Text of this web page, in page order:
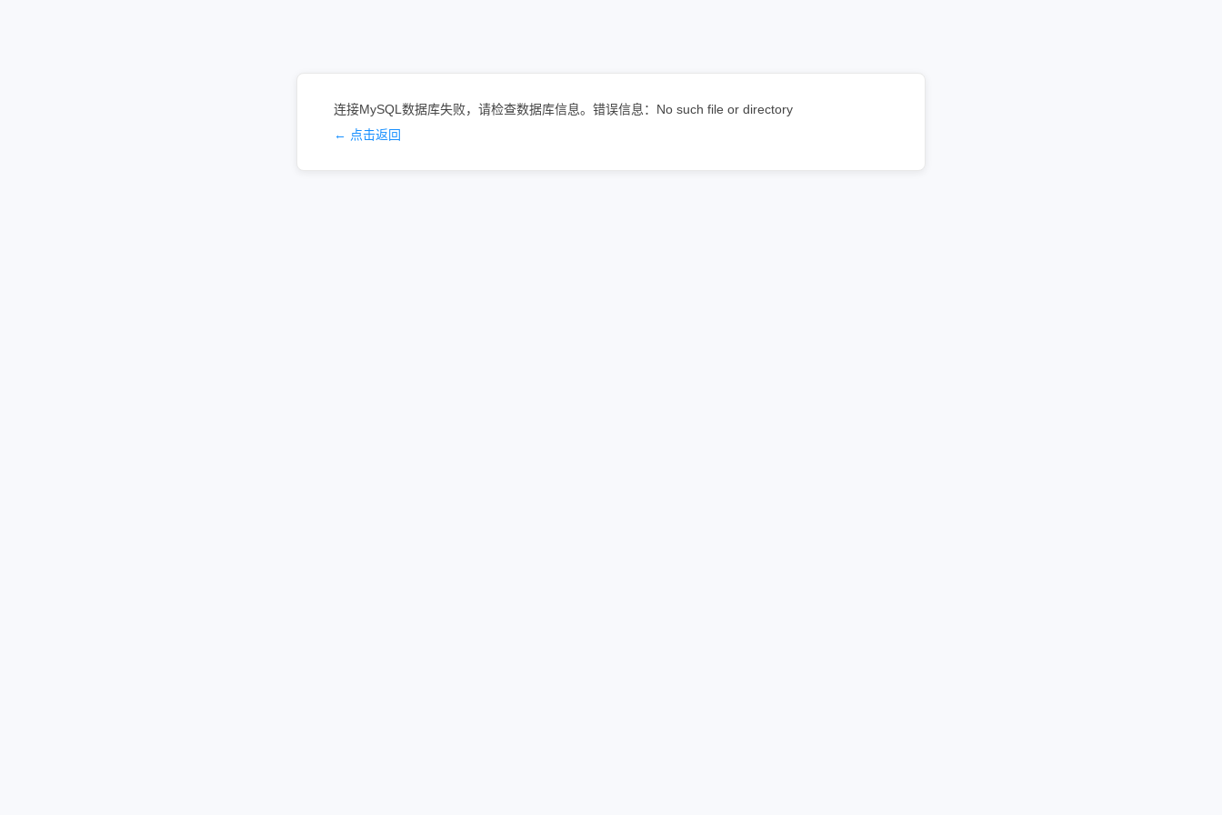
连接MySQL数据库失败，请检查数据库信息。错误信息：No such file or directory
← 点击返回